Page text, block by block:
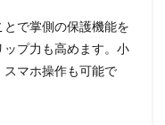
で掌側の保護機能を
プ力も高めます。小
マホ操作も可能で